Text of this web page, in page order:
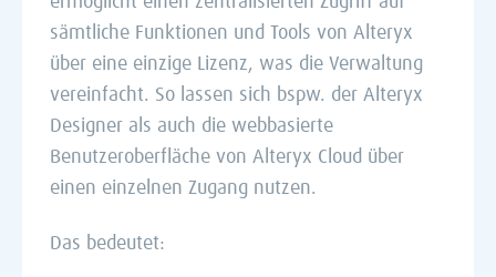
sämtliche Funktionen und Tools von Alteryx
über eine einzige Lizenz, was die Verwaltung
vereinfacht. So lassen sich bspw. der Alteryx
Designer als auch die webbasierte
Benutzeroberfläche von Alteryx Cloud über
einen einzelnen Zugang nutzen.
Das bedeutet: